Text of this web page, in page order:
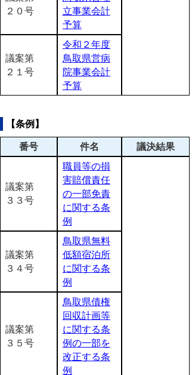
２０号
立事業会計
予算
議案第
２１号
令和２年度
鳥取県営病
院事業会計
予算
【条例】
番号 件名 議決結果
議案第
３３号
職員等の損
害賠償責任
の一部免責
に関する条
例
議案第
３４号
鳥取県無料
低額宿泊所
に関する条
例
議案第
３５号
鳥取県債権
回収計画等
に関する条
例の一部を
改正する条
例